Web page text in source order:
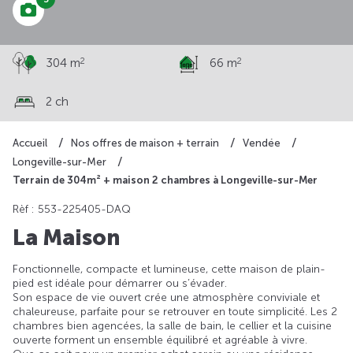
Accueil Nos offres de maison + terrain
Vendée
Longeville-sur-Mer
Terrain de 304m² + maison 2 chambres à Longeville-sur-Mer
304 m2 66 m2
2 ch
Rèf : 553-225405-DAQ
La Maison
Fonctionnelle, compacte et lumineuse, cette maison de plain-
pied est idéale pour démarrer ou s’évader.
Son espace de vie ouvert crée une atmosphère conviviale et
chaleureuse, parfaite pour se retrouver en toute simplicité. Les 2
chambres bien agencées, la salle de bain, le cellier et la cuisine
ouverte forment un ensemble équilibré et agréable à vivre.